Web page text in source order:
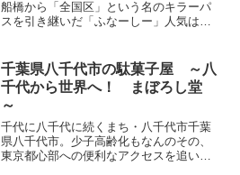
船橋から「全国区」という名のキラーパ
スを引き継いだ「ふなーしー」人気は今
７のステーション。ららぽーとTOKYO-
BAY ・ ふなばし...
千葉県八千代市の駄菓子屋 ～八
千代から世界へ！ まぼろし堂
～
千代に八千代に続くまち・八千代市千葉
県八千代市。少子高齢化もなんのその、
東京都心部への便利なアクセスを追い風